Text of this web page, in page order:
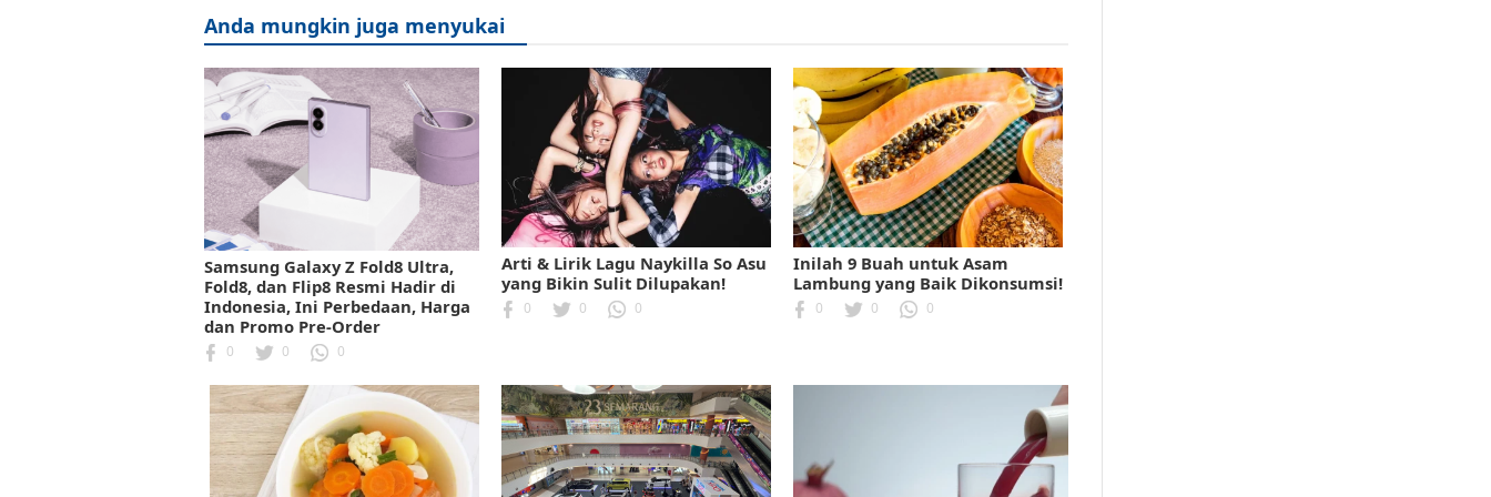
Anda mungkin juga menyukai
Samsung Galaxy Z Fold8 Ultra,
Fold8, dan Flip8 Resmi Hadir di
Indonesia, Ini Perbedaan, Harga
dan Promo Pre-Order
0 0 0
Arti & Lirik Lagu Naykilla So Asu
yang Bikin Sulit Dilupakan!
0 0 0
Inilah 9 Buah untuk Asam
Lambung yang Baik Dikonsumsi!
0 0 0